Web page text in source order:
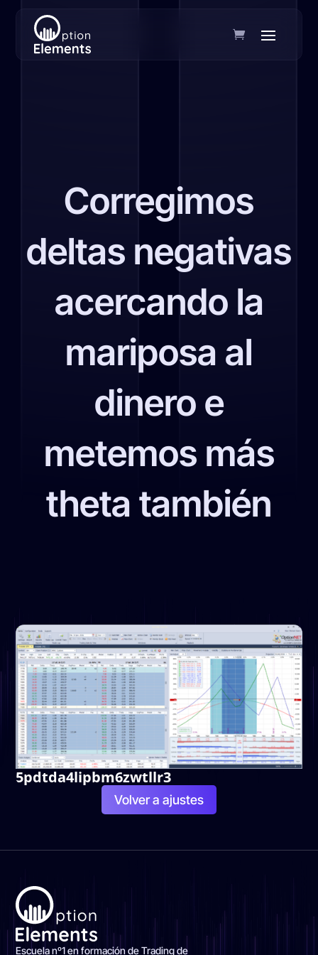
Corregimos
deltas negativas
acercando la
mariposa al
dinero e
metemos más
theta también
5pdtda4lipbm6zwtllr3
Volver a ajustes
Escuela nº1 en formación de Trading de